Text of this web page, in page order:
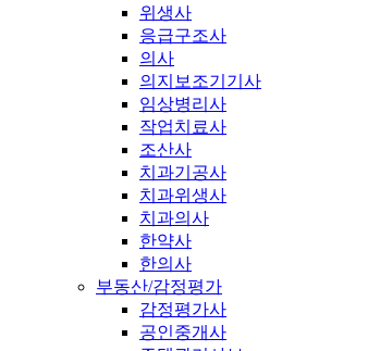
위생사
응급구조사
의사
의지보조기기사
임상병리사
작업치료사
조산사
치과기공사
치과위생사
치과의사
한약사
한의사
부동산/감정평가
감정평가사
공인중개사